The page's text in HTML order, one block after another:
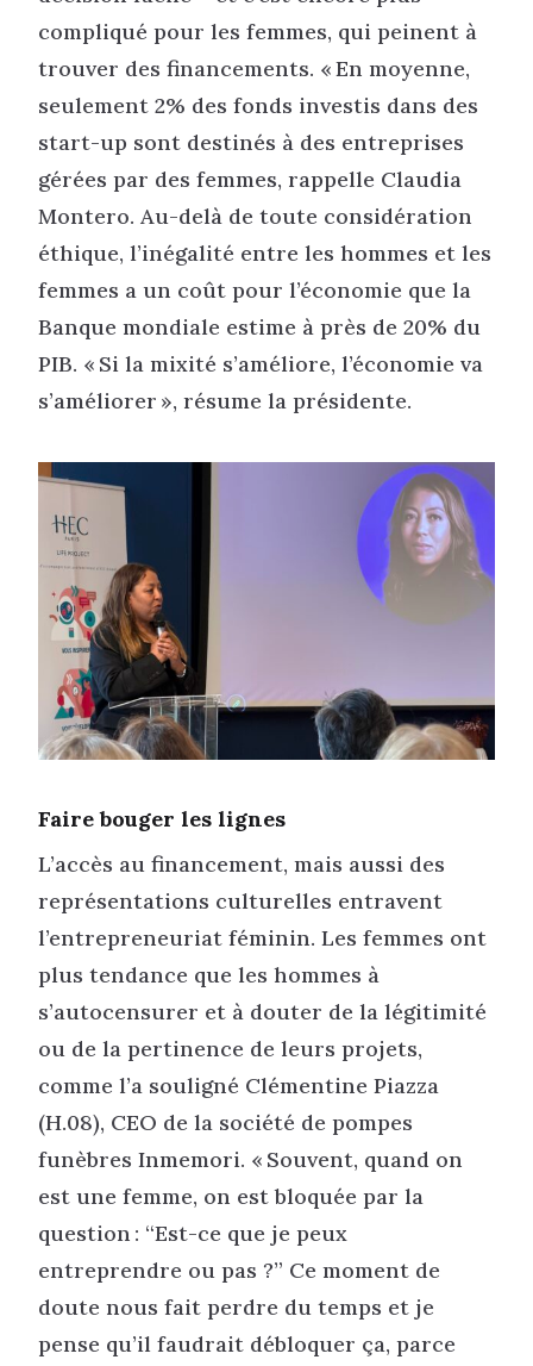
compliqué pour les femmes, qui peinent à
trouver des financements. « En moyenne,
seulement 2% des fonds investis dans des
start-up sont destinés à des entreprises
gérées par des femmes, rappelle Claudia
Montero. Au-delà de toute considération
éthique, l’inégalité entre les hommes et les
femmes a un coût pour l’économie que la
Banque mondiale estime à près de 20% du
PIB. « Si la mixité s’améliore, l’économie va
s’améliorer », résume la présidente.
Faire bouger les lignes
L’accès au financement, mais aussi des
représentations culturelles entravent
l’entrepreneuriat féminin. Les femmes ont
plus tendance que les hommes à
s’autocensurer et à douter de la légitimité
ou de la pertinence de leurs projets,
comme l’a souligné Clémentine Piazza
(H.08), CEO de la société de pompes
funèbres Inmemori. « Souvent, quand on
est une femme, on est bloquée par la
question : “Est-ce que je peux
entreprendre ou pas ?” Ce moment de
doute nous fait perdre du temps et je
pense qu’il faudrait débloquer ça, parce